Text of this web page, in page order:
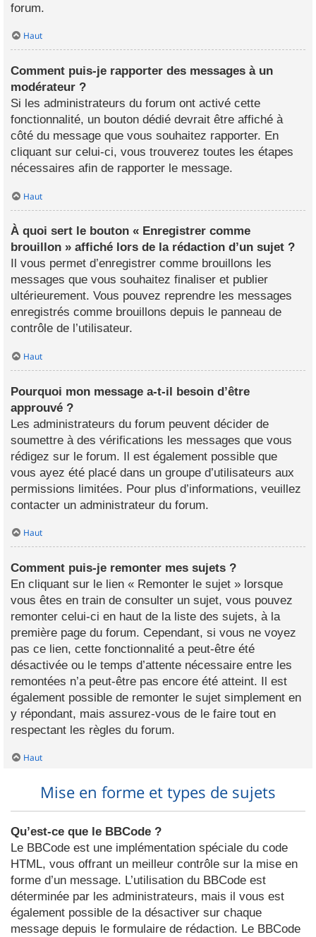
forum.
Haut
Comment puis-je rapporter des messages à un
modérateur ?
Si les administrateurs du forum ont activé cette
fonctionnalité, un bouton dédié devrait être affiché à
côté du message que vous souhaitez rapporter. En
cliquant sur celui-ci, vous trouverez toutes les étapes
nécessaires afin de rapporter le message.
Haut
À quoi sert le bouton « Enregistrer comme
brouillon » affiché lors de la rédaction d’un sujet ?
Il vous permet d’enregistrer comme brouillons les
messages que vous souhaitez finaliser et publier
ultérieurement. Vous pouvez reprendre les messages
enregistrés comme brouillons depuis le panneau de
contrôle de l’utilisateur.
Haut
Pourquoi mon message a-t-il besoin d’être
approuvé ?
Les administrateurs du forum peuvent décider de
soumettre à des vérifications les messages que vous
rédigez sur le forum. Il est également possible que
vous ayez été placé dans un groupe d’utilisateurs aux
permissions limitées. Pour plus d’informations, veuillez
contacter un administrateur du forum.
Haut
Comment puis-je remonter mes sujets ?
En cliquant sur le lien « Remonter le sujet » lorsque
vous êtes en train de consulter un sujet, vous pouvez
remonter celui-ci en haut de la liste des sujets, à la
première page du forum. Cependant, si vous ne voyez
pas ce lien, cette fonctionnalité a peut-être été
désactivée ou le temps d’attente nécessaire entre les
remontées n’a peut-être pas encore été atteint. Il est
également possible de remonter le sujet simplement en
y répondant, mais assurez-vous de le faire tout en
respectant les règles du forum.
Haut
Mise en forme et types de sujets
Qu’est-ce que le BBCode ?
Le BBCode est une implémentation spéciale du code
HTML, vous offrant un meilleur contrôle sur la mise en
forme d’un message. L’utilisation du BBCode est
déterminée par les administrateurs, mais il vous est
également possible de la désactiver sur chaque
message depuis le formulaire de rédaction. Le BBCode